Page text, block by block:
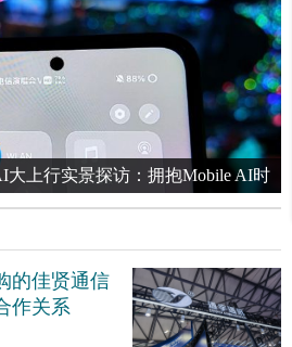
大上行实景探访：拥抱Mobile AI时
的佳贤通信
作关系